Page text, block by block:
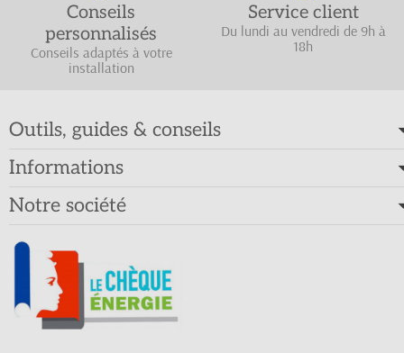
Conseils
personnalisés
Conseils adaptés à votre
installation
Service client
Du lundi au vendredi de 9h à
18h
Outils, guides & conseils
Informations
Notre société